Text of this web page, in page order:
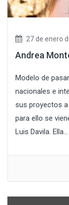
27 de enero
Andrea
Modelo de
nacionales e
sus proyectos
para ello se
Luis Davila. Ella...